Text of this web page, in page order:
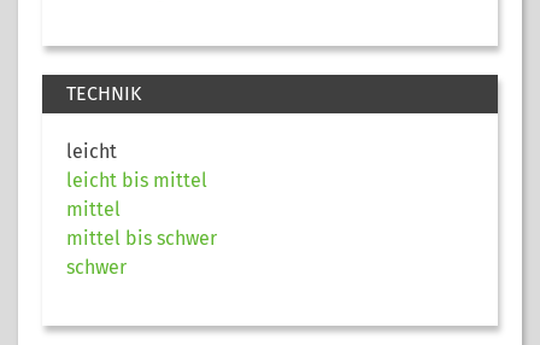
TECHNIK
leicht
leicht bis mittel
mittel
mittel bis schwer
schwer